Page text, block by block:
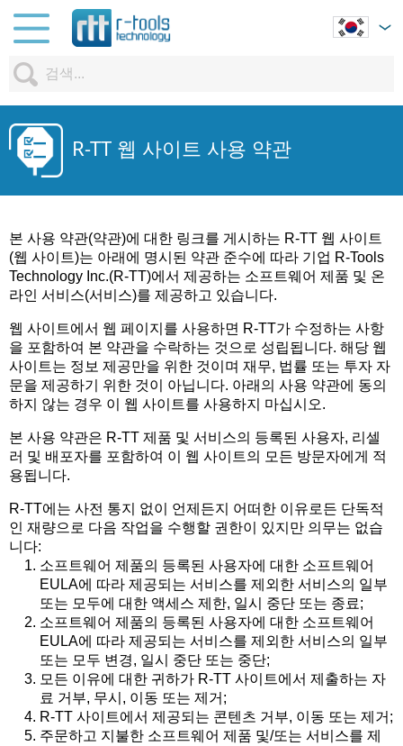
R-TT 웹 사이트 사용 약관
본 사용 약관(약관)에 대한 링크를 게시하는 R-TT 웹 사이트
(웹 사이트)는 아래에 명시된 약관 준수에 따라 기업 R-Tools
Technology Inc.(R-TT)에서 제공하는 소프트웨어 제품 및 온
라인 서비스(서비스)를 제공하고 있습니다.
웹 사이트에서 웹 페이지를 사용하면 R-TT가 수정하는 사항
을 포함하여 본 약관을 수락하는 것으로 성립됩니다. 해당 웹
사이트는 정보 제공만을 위한 것이며 재무, 법률 또는 투자 자
문을 제공하기 위한 것이 아닙니다. 아래의 사용 약관에 동의
하지 않는 경우 이 웹 사이트를 사용하지 마십시오.
본 사용 약관은 R-TT 제품 및 서비스의 등록된 사용자, 리셀
러 및 배포자를 포함하여 이 웹 사이트의 모든 방문자에게 적
용됩니다.
R-TT에는 사전 통지 없이 언제든지 어떠한 이유로든 단독적
인 재량으로 다음 작업을 수행할 권한이 있지만 의무는 없습
니다:
소프트웨어 제품의 등록된 사용자에 대한 소프트웨어
EULA에 따라 제공되는 서비스를 제외한 서비스의 일부
또는 모두에 대한 액세스 제한, 일시 중단 또는 종료;
소프트웨어 제품의 등록된 사용자에 대한 소프트웨어
EULA에 따라 제공되는 서비스를 제외한 서비스의 일부
또는 모두 변경, 일시 중단 또는 중단;
모든 이유에 대한 귀하가 R-TT 사이트에서 제출하는 자
료 거부, 무시, 이동 또는 제거;
R-TT 사이트에서 제공되는 콘텐츠 거부, 이동 또는 제거;
주문하고 지불한 소프트웨어 제품 및/또는 서비스를 제